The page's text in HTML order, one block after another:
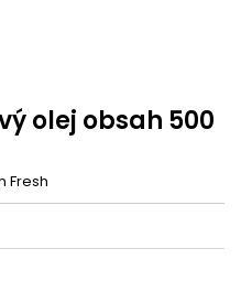
olej obsah 500
Fresh